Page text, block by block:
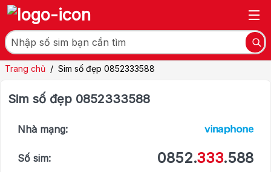
Trang chủ / Sim số đẹp 0852333588
Sim số đẹp 0852333588
Nhà mạng:
Số sim: 0852.333.588